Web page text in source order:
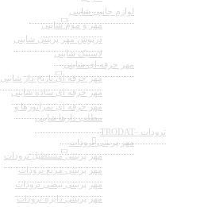
لوازم جانبی شاینی
مهر و موم شاینی
درپوش مهر پرینتی شاینی
لاستیک شاینی
مهر حرفه ای شاینی
مهر حرفه ای تاریخ دار شاینی
مهر حرفه ای ساده شاینی
مهر حرفه ای نمراتورها و
مطلب دارها شاینی
ترودات -TRODAT
مهر پرینتی ترودات
مهر پرینتی مستطیل ترودات
مهر پرینتی مربع ترودات
مهر پرینتی بیضی ترودات
مهر پرینتی دایره ترودات